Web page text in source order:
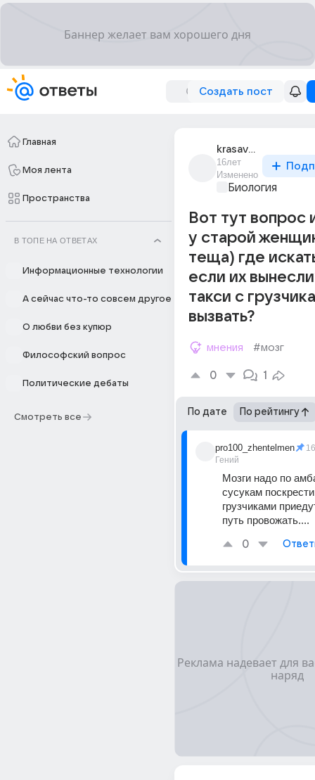
Создать пост
Главная
Моя лента
Пространства
В ТОПЕ НА ОТВЕТАХ
Информационные технологии
А сейчас что-то совсем другое
О любви без купюр
Философский вопрос
Политические дебаты
Смотреть все
krasavcheg_91
16лет
Изменено
Биология
Вот тут вопрос
у старой
теща) где
если их
такси с
вызвать?
мнения #мозг
0 1
По дате По рейтингу
pro100_zhentelmen
Гений
Мозги надо по
сусукам
грузчиками
путь провожать....
0